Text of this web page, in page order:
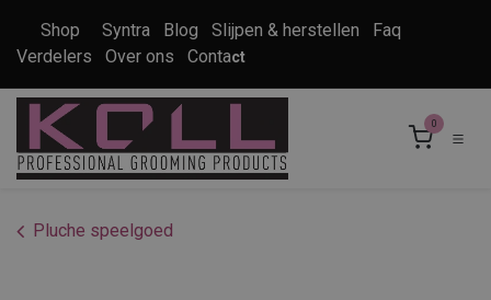
Shop Syntra Blog Slijpen & herstellen
Faq
Verdelers
Over ons Contact
0
Pluche speelgoed